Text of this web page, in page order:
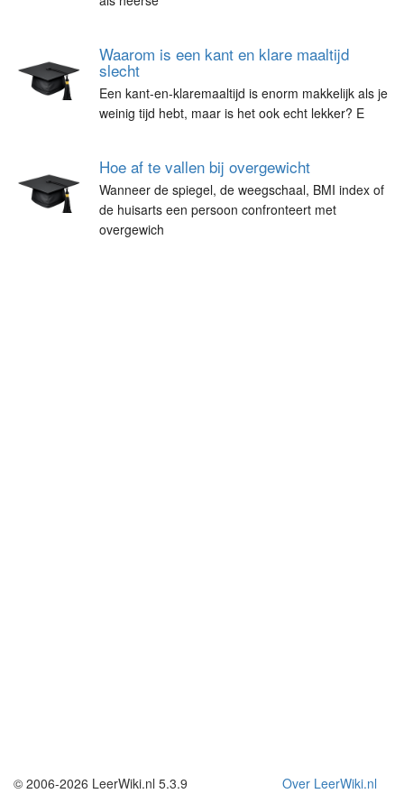
Waarom is een kant en klare maaltijd
slecht
Een kant-en-klaremaaltijd is enorm makkelijk als je
weinig tijd hebt, maar is het ook echt lekker? E
Hoe af te vallen bij overgewicht
Wanneer de spiegel, de weegschaal, BMI index of
de huisarts een persoon confronteert met
overgewich
Over LeerWiki.nl
© 2006-2026 LeerWiki.nl 5.3.9